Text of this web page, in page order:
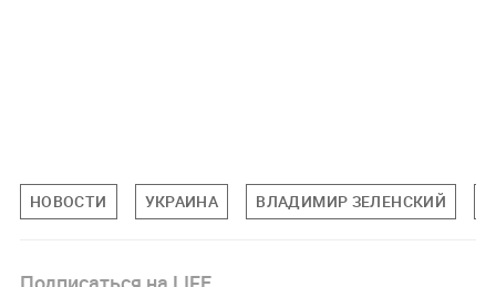
НОВОСТИ УКРАИНА ВЛАДИМИР ЗЕЛЕНСКИЙ